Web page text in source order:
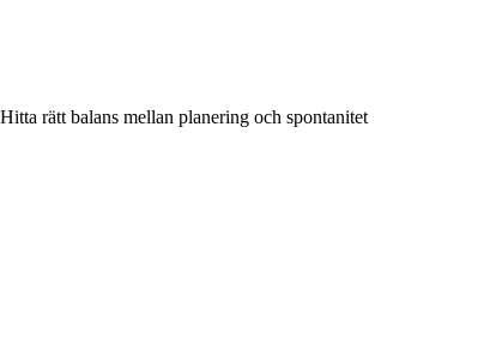
Hitta rätt balans mellan planering och spontanitet